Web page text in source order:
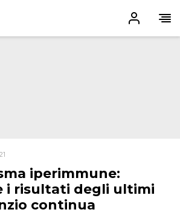
iperimmune:
i risultati degli ultimi
continua